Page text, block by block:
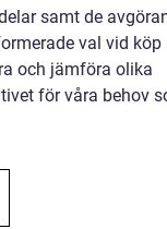
samt de
val vid köp
och jämföra olika
för våra behov